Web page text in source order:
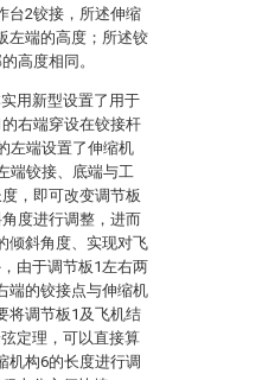
台2铰接，所述伸缩
左端的高度；所述铰
高度相同。
用新型设置了用于
右端穿设在铰接杆
左端设置了伸缩机
端铰接、底端与工
，即可改变调节板
度进行调整，进而
倾斜角度、实现对飞
由于调节板1左右两
端的铰接点与伸缩机
将调节板1及飞机结
定理，可以直接算
机构6的长度进行调